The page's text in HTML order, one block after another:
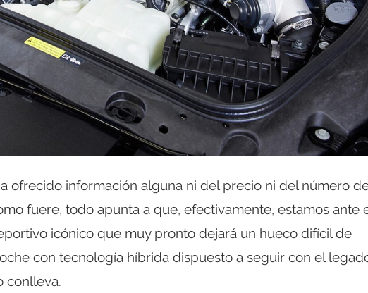
ofrecido información alguna ni del precio ni del número
fuere, todo apunta a que, efectivamente, estamos ante
icónico que muy pronto dejará un hueco difícil de
con tecnología híbrida dispuesto a seguir con el
conlleva.